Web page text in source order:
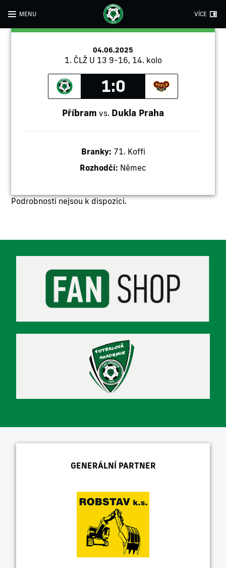
MENU VÍCE
04.06.2025
1. ČLŽ U 13 9-16, 14. kolo
1:0
Příbram vs. Dukla Praha
Branky: 71. Koffi
Rozhodčí: Němec
Podrobnosti nejsou k dispozici.
GENERÁLNÍ PARTNER